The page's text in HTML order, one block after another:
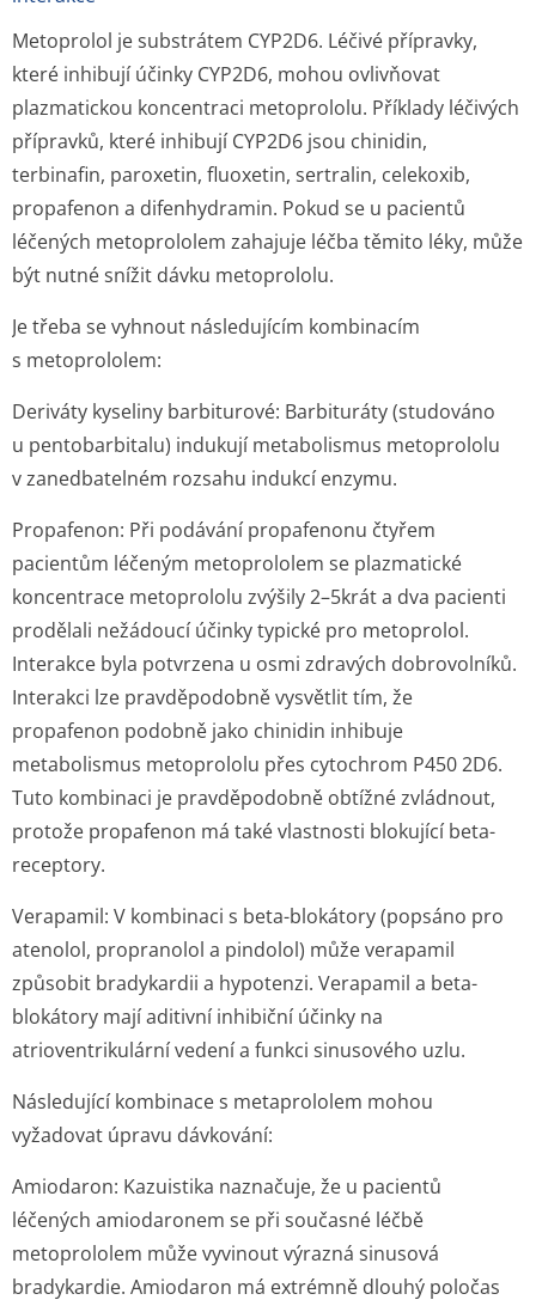
Metoprolol je substrátem CYP2D6. Léčivé přípravky,
které inhibují účinky CYP2D6, mohou ovlivňovat
plazmatickou koncentraci metoprololu. Příklady léčivých
přípravků, které inhibují CYP2D6 jsou chinidin,
terbinafin, paroxetin, fluoxetin, sertralin, celekoxib,
propafenon a difenhydramin. Pokud se u pacientů
léčených metoprololem zahajuje léčba těmito léky, může
být nutné snížit dávku metoprololu.
Je třeba se vyhnout následujícím kombinacím
s metoprololem:
Deriváty kyseliny barbiturové: Barbituráty (studováno
u pentobarbitalu) indukují metabolismus metoprololu
v zanedbatelném rozsahu indukcí enzymu.
Propafenon: Při podávání propafenonu čtyřem
pacientům léčeným metoprololem se plazmatické
koncentrace metoprololu zvýšily 2–5krát a dva pacienti
prodělali nežádoucí účinky typické pro metoprolol.
Interakce byla potvrzena u osmi zdravých dobrovolníků.
Interakci lze pravděpodobně vysvětlit tím, že
propafenon podobně jako chinidin inhibuje
metabolismus metoprololu přes cytochrom P450 2D6.
Tuto kombinaci je pravděpodobně obtížné zvládnout,
protože propafenon má také vlastnosti blokující beta-
receptory.
Verapamil: V kombinaci s beta-blokátory (popsáno pro
atenolol, propranolol a pindolol) může verapamil
způsobit bradykardii a hypotenzi. Verapamil a beta-
blokátory mají aditivní inhibiční účinky na
atrioventrikulární vedení a funkci sinusového uzlu.
Následující kombinace s metaprololem mohou
vyžadovat úpravu dávkování:
Amiodaron: Kazuistika naznačuje, že u pacientů
léčených amiodaronem se při současné léčbě
metoprololem může vyvinout výrazná sinusová
bradykardie. Amiodaron má extrémně dlouhý poločas